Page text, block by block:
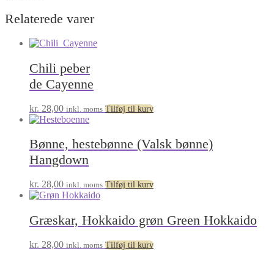
Relaterede varer
Chili peber
de Cayenne
kr. 28,00 inkl. moms Tilføj til kurv
Bønne, hestebønne (Valsk bønne)
Hangdown
kr. 28,00 inkl. moms Tilføj til kurv
Græskar, Hokkaido grøn Green Hokkaido
kr. 28,00 inkl. moms Tilføj til kurv